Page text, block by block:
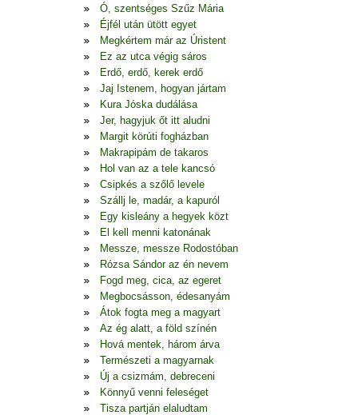
Ó, szentséges Szűz Mária
Éjfél után ütött egyet
Megkértem már az Úristent
Ez az utca végig sáros
Erdő, erdő, kerek erdő
Jaj Istenem, hogyan jártam
Kura Jóska dudálása
Jer, hagyjuk őt itt aludni
Margit körúti fogházban
Makrapipám de takaros
Hol van az a tele kancsó
Csipkés a szőlő levele
Szállj le, madár, a kapuról
Egy kisleány a hegyek közt
El kell menni katonának
Messze, messze Rodostóban
Rózsa Sándor az én nevem
Fogd meg, cica, az egeret
Megbocsásson, édesanyám
Átok fogta meg a magyart
Az ég alatt, a föld színén
Hová mentek, három árva
Természeti a magyarnak
Új a csizmám, debreceni
Könnyű venni feleséget
Tisza partján elaludtam